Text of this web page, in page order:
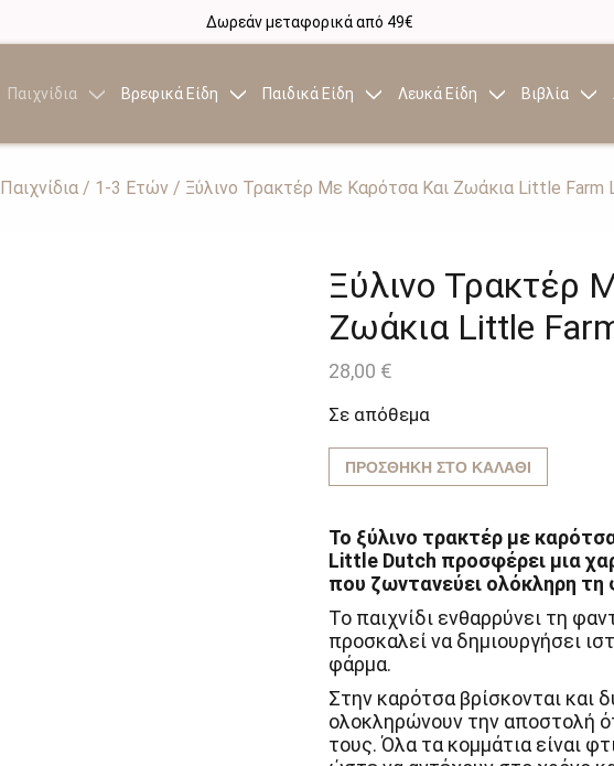
Δωρεάν μεταφορικά από 49€
Παιχνίδια Βρεφικά Είδη Παιδικά Είδη Λευκά Είδη Βιβλία
Παιχνίδια/ 1-3 Ετών/ Ξύλινο Τρακτέρ Με Καρότσα Και Ζωάκια Little Farm
Ξύλινο Τρακτέρ
Ζωάκια Little
28,00 €
Σε απόθεμα
ΠΡΟΣΘΉΚΗ ΣΤΟ ΚΑΛΆΘΙ
Το ξύλινο τρακτέρ με
Little Dutch προσφέρει μια
που ζωντανεύει ολόκληρη τη
Το παιχνίδι ενθαρρύνει τη
προσκαλεί να δημιουργήσει
φάρμα.
Στην καρότσα βρίσκονται και
ολοκληρώνουν την αποστολή
τους. Όλα τα κομμάτια είναι